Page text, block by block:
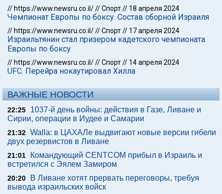
// https://www.newsru.co.il///Спорт// 18 апреля 2024
Чемпионат Европы по боксу. Состав сборной Израиля
// https://www.newsru.co.il///Спорт// 17 апреля 2024
Израильтянин стал призером кадетского чемпионата
Европы по боксу
// https://www.newsru.co.il///Спорт// 14 апреля 2024
UFC. Перейра нокаутировал Хилла
ВАЖНЫЕ НОВОСТИ
22:25
1037-й день войны: действия в Газе, Ливане и
Сирии, операции в Иудее и Самарии
21:32 Walla: в ЦАХАЛе выдвигают новые версии гибели
двух резервистов в Ливане
21:01
Командующий CENTCOM прибыл в Израиль и
встретился с Эялем Замиром
20:20
В Ливане хотят прервать переговоры, требуя
вывода израильских войск